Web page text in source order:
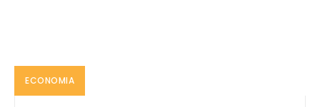
ECONOMIA